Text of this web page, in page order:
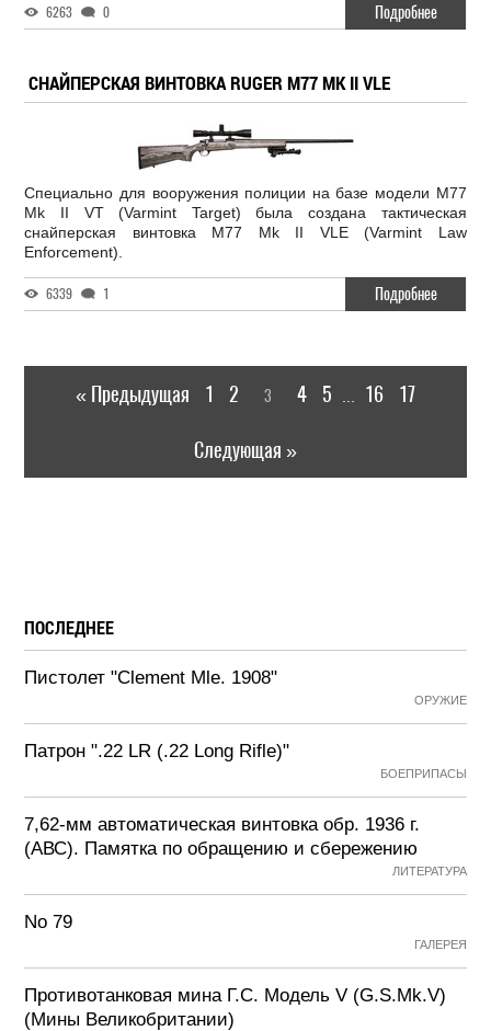
6263 0 Подробнее
СНАЙПЕРСКАЯ ВИНТОВКА RUGER M77 MK II VLE
Специально для вооружения полиции на базе модели M77
Mk II VT (Varmint Target) была создана тактическая
снайперская винтовка M77 Mk II VLE (Varmint Law
Enforcement).
6339 1 Подробнее
« Предыдущая 1 2 3 4 5 16 17
Следующая »
ПОСЛЕДНЕЕ
Пистолет "Clement Mle. 1908"
ОРУЖИЕ
Патрон ".22 LR (.22 Long Rifle)"
БОЕПРИПАСЫ
7,62-мм автоматическая винтовка обр. 1936 г.
(АВС). Памятка по обращению и сбережению
ЛИТЕРАТУРА
No 79
ГАЛЕРЕЯ
Противотанковая мина Г.С. Модель V (G.S.Mk.V)
(Мины Великобритании)